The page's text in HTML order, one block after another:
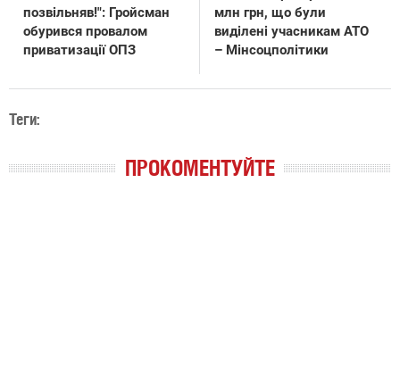
позвільняв!": Гройсман
обурився провалом
приватизації ОПЗ
млн грн, що були
виділені учасникам АТО
– Мінсоцполітики
Теги:
ПРОКОМЕНТУЙТЕ